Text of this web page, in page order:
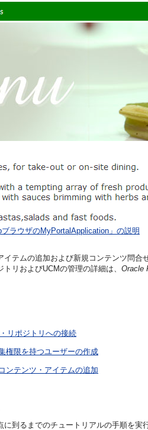
ラウザのMyPortalApplication」の説明
テムの追加および新規コンテンツ問合
リおよびUCMの管理の詳細は、 Oracle
リポジトリへの接続
権限を持つユーザーの作成
ンテンツ・アイテムの追加
到るまでのチュートリアルの手順を実